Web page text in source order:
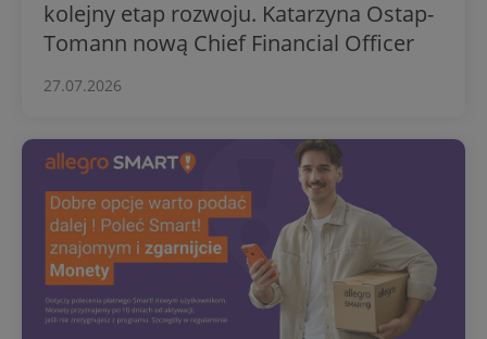
kolejny etap rozwoju. Katarzyna Ostap-
Tomann nową Chief Financial Officer
27.07.2026